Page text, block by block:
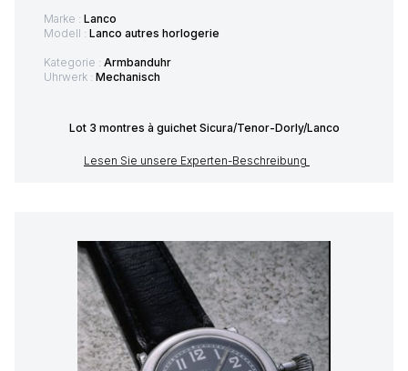
Marke : Lanco
Modell : Lanco autres horlogerie
Kategorie : Armbanduhr
Uhrwerk : Mechanisch
Lot 3 montres à guichet Sicura/Tenor-Dorly/Lanco
Lesen Sie unsere Experten-Beschreibung